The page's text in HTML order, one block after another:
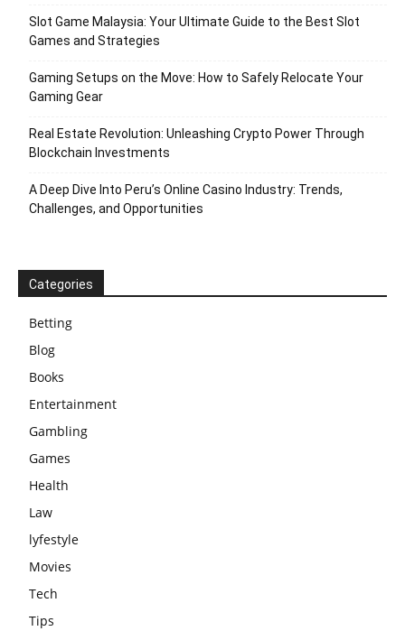
Slot Game Malaysia: Your Ultimate Guide to the Best Slot
Games and Strategies
Gaming Setups on the Move: How to Safely Relocate Your
Gaming Gear
Real Estate Revolution: Unleashing Crypto Power Through
Blockchain Investments
A Deep Dive Into Peru’s Online Casino Industry: Trends,
Challenges, and Opportunities
Categories
Betting
Blog
Books
Entertainment
Gambling
Games
Health
Law
lyfestyle
Movies
Tech
Tips